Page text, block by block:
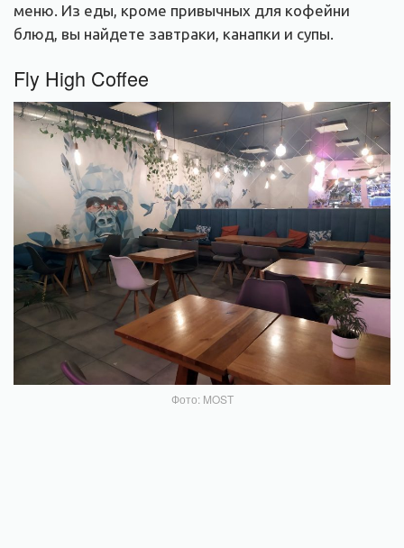
меню. Из еды, кроме привычных для кофейни
блюд, вы найдете завтраки, канапки и супы.
Fly High Coffee
Фото: MOST